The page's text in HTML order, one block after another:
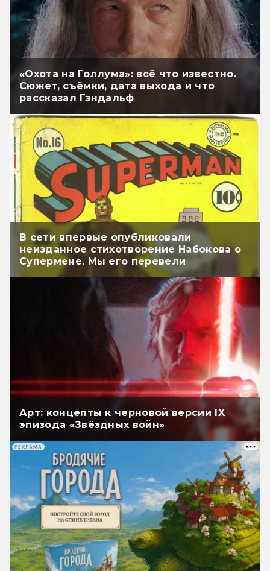
«Охота на Голлума»: всё что известно.
Сюжет, съёмки, дата выхода и что
рассказал Гэндальф
В сети впервые опубликовали
неизданное стихотворение Набокова о
Супермене. Мы его перевели
Арт: концепты к черновой версии IX
эпизода «Звёздных войн»
РЕКЛАМА